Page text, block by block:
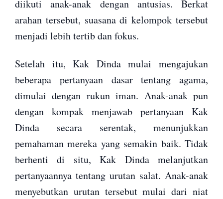
diikuti anak-anak dengan antusias. Berkat
arahan tersebut, suasana di kelompok tersebut
menjadi lebih tertib dan fokus.
Setelah itu, Kak Dinda mulai mengajukan
beberapa pertanyaan dasar tentang agama,
dimulai dengan rukun iman. Anak-anak pun
dengan kompak menjawab pertanyaan Kak
Dinda secara serentak, menunjukkan
pemahaman mereka yang semakin baik. Tidak
berhenti di situ, Kak Dinda melanjutkan
pertanyaannya tentang urutan salat. Anak-anak
menyebutkan urutan tersebut mulai dari niat